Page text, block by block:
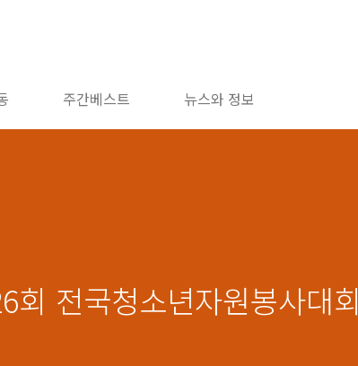
주간베스트 뉴스와 정보
회 전국청소년자원봉사대회